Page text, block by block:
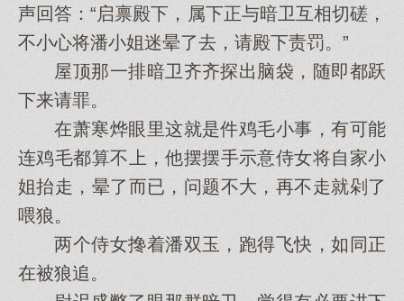
声回答：“启禀殿下，属下正与暗卫互相切磋，
不小心将潘小姐迷晕了去，请殿下责罚。”
屋顶那一排暗卫齐齐探出脑袋，随即都跃
下来请罪。
在萧寒烨眼里这就是件鸡毛小事，有可能
连鸡毛都算不上，他摆摆手示意侍女将自家小
姐抬走，晕了而已，问题不大，再不走就剁了
喂狼。
两个侍女搀着潘双玉，跑得飞快，如同正
在被狼追。